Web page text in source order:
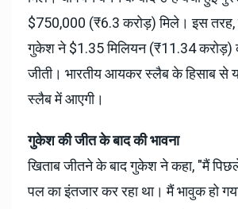
$750,000 (₹6.3 करोड़) मिले। इस
गुकेश ने $1.35 मिलियन (₹11.34 करोड़)
जीती। भारतीय आयकर स्लैब के हिसाब से
स्लैब में आएगी।
गुकेश की जीत के बाद की भावना
खिताब जीतने के बाद गुकेश ने कहा, "मैं
पल का इंतजार कर रहा था। मैं भावुक हो